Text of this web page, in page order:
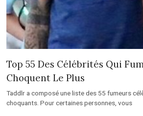
Top 55 Des Célébrités Qui
Choquent Le Plus
Taddlr a composé une liste des 55 fumeurs
choquants. Pour certaines personnes, vous